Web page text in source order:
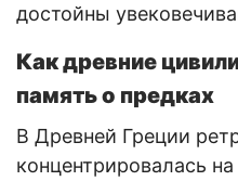
достойны
Как древние
память о предках
В Древней Греции
концентрировалась